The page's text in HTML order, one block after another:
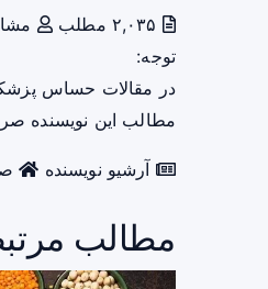
توجه:
در مقالات حساس
مطالب این نویسنده
آرشیو نویسنده
مطالب